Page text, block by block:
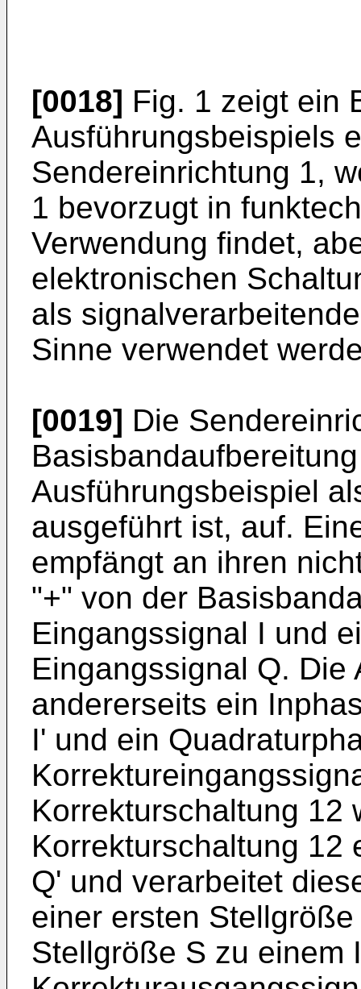
[0018] Fig. 1 zeigt ein
Ausführungsbeispiels
Sendereinrichtung 1,
1 bevorzugt in
Verwendung findet,
elektronischen
als
Sinne verwendet
[0019] Die
Ausführungsbeispiel
ausgeführt ist, auf.
empfängt an ihren
"+" von der
Eingangssignal I und
Eingangssignal Q.
andererseits ein
I' und ein
Korrekturschaltung 12
Korrekturschaltung 12
Q' und verarbeitet
einer ersten
Stellgröße S zu einem